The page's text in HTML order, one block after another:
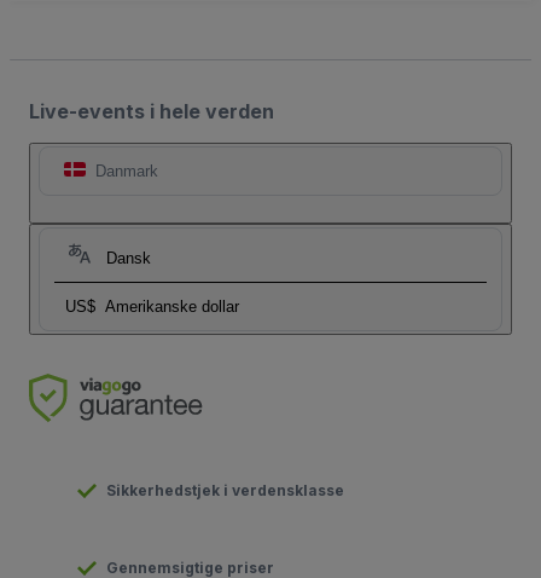
Live-events i hele verden
Danmark
Dansk
US$ Amerikanske dollar
Sikkerhedstjek i verdensklasse
Gennemsigtige priser